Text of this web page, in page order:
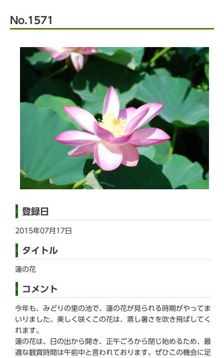
No.1571
登録日
2015年07月17日
タイトル
蓮の花
コメント
今年も、みどりの里の池で、蓮の花が見られる時期がやってま
いりました。美しく咲くこの花は、蒸し暑さを吹き飛ばしてく
れます。
蓮の花は、日の出から開き、正午ごろから閉じ始めるため、最
適な観賞時間は午前中と言われております。ぜひこの機会に足